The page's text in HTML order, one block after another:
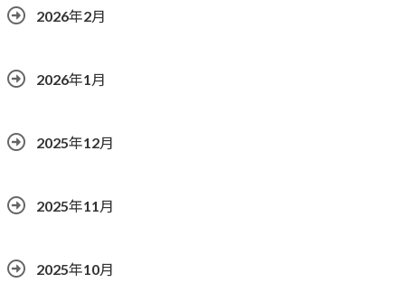
2026年2月
2026年1月
2025年12月
2025年11月
2025年10月